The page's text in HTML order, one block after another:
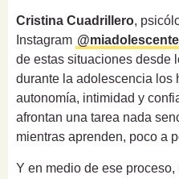
Cristina Cuadrillero,
Instagram
de estas situaciones desde
durante la adolescencia los
autonomía, intimidad y
afrontan una tarea nada
mientras aprenden, poco a
Y en medio de ese proceso,